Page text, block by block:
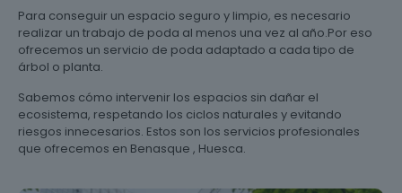
Para conseguir un espacio seguro y limpio, es necesario
realizar un trabajo de poda al menos una vez al año.Por eso
ofrecemos un servicio de poda adaptado a cada tipo de
árbol o planta.
Sabemos cómo intervenir los espacios sin dañar el
ecosistema, respetando los ciclos naturales y evitando
riesgos innecesarios. Estos son los servicios profesionales
que ofrecemos en Benasque , Huesca.